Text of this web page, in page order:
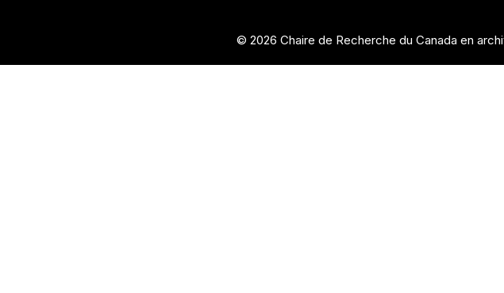
© 2026 Chaire de Recherche du Canada en